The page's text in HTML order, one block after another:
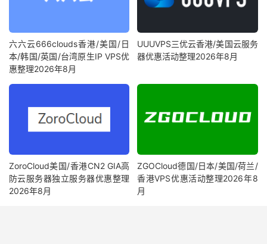
六六云666clouds香港/美国/日
本/韩国/英国/台湾原生IP VPS优
惠整理2026年8月
UUUVPS三优云香港/美国云服务
器优惠活动整理2026年8月
ZoroCloud美国/香港CN2 GIA高
防云服务器独立服务器优惠整理
2026年8月
ZGOCloud德国/日本/美国/荷兰/
香港VPS优惠活动整理2026年8
月